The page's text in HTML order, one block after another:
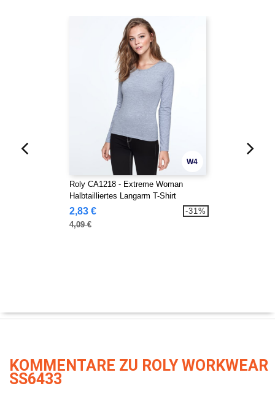
W4
Roly CA1218 - Extreme Woman
Halbtailliertes Langarm T-Shirt
2,83 €
4,09 €
-31%
KOMMENTARE ZU ROLY WORKWEAR
SS6433